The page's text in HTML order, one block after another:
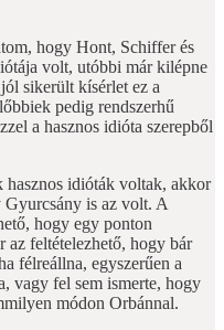
hogy Hont, Schiffer és
volt, utóbbi már kilépne
sikerült kísérlet ez a
pedig rendszerhű
a hasznos idióta szerepből
hasznos idióták voltak, akkor
is az volt. A
hogy egy ponton
az feltételezhető, hogy bár
félreállna, egyszerűen a
vagy fel sem ismerte, hogy
módon Orbánnal.